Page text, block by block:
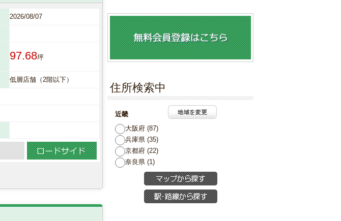
2026/08/07
97.68坪
低層店舗（2階以下）
住所検索中
近畿
大阪府 (87)
兵庫県 (35)
京都府 (22)
奈良県 (1)